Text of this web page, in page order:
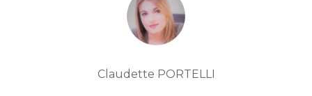
Claudette PORTELLI